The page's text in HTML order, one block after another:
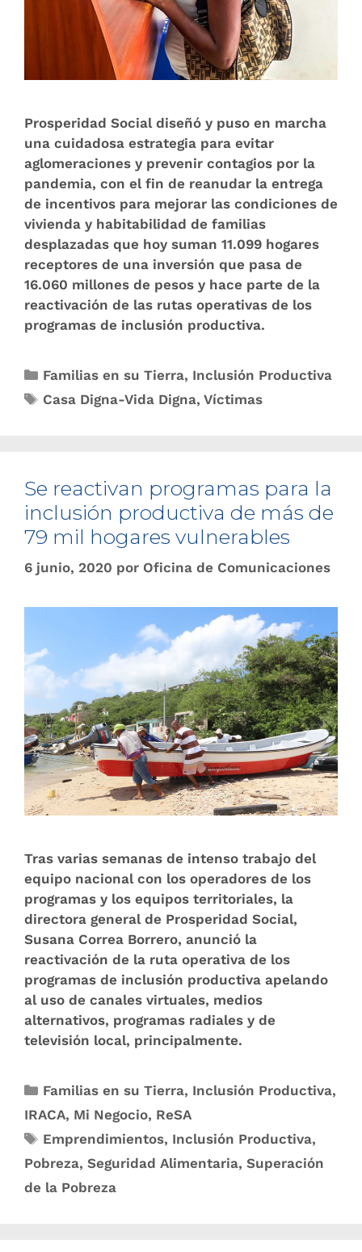
Prosperidad Social diseñó y puso en marcha
una cuidadosa estrategia para evitar
aglomeraciones y prevenir contagios por la
pandemia, con el fin de reanudar la entrega
de incentivos para mejorar las condiciones de
vivienda y habitabilidad de familias
desplazadas que hoy suman 11.099 hogares
receptores de una inversión que pasa de
16.060 millones de pesos y hace parte de la
reactivación de las rutas operativas de los
programas de inclusión productiva.
Familias en su Tierra, Inclusión Productiva
Casa Digna-Vida Digna,Víctimas
Se reactivan programas para la
inclusión productiva de más de
79 mil hogares vulnerables
6 junio, 2020 por Oficina de Comunicaciones
Tras varias semanas de intenso trabajo del
equipo nacional con los operadores de los
programas y los equipos territoriales, la
directora general de Prosperidad Social,
Susana Correa Borrero, anunció la
reactivación de la ruta operativa de los
programas de inclusión productiva apelando
al uso de canales virtuales, medios
alternativos, programas radiales y de
televisión local, principalmente.
Familias en su Tierra, Inclusión Productiva,
IRACA, Mi Negocio, ReSA
Emprendimientos, Inclusión Productiva,
Pobreza, Seguridad Alimentaria, Superación
de la Pobreza